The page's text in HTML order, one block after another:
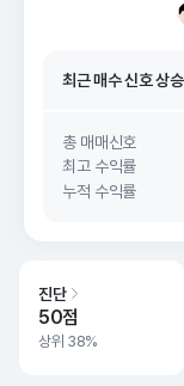
26.
최근 매수 신호 상
최근 매수 신호
총 매매신호
최고 수익률
누적 수익률
진단
50점
상위 38%